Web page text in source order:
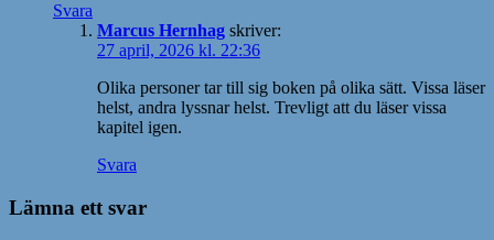
Svara
Marcus Hernhag skriver:
27 april, 2026 kl. 22:36
Olika personer tar till sig boken på olika sätt. Vissa läser
helst, andra lyssnar helst. Trevligt att du läser vissa
kapitel igen.
Svara
Lämna ett svar